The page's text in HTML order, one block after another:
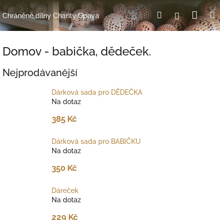
Přejít
na
obsah
Chráněné dílny Charity Opava HledatPřihlášení
Domov - babička, dědeček.
Nejprodávanější
Dárková sada pro DĚDEČKA
Na dotaz
385 Kč
Dárková sada pro BABIČKU
Na dotaz
350 Kč
Dáreček
Na dotaz
229 Kč